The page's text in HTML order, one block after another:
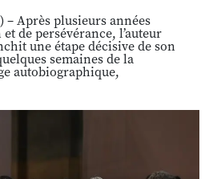
– Après plusieurs années
de persévérance, l’auteur
une étape décisive de son
semaines de la
autobiographique,